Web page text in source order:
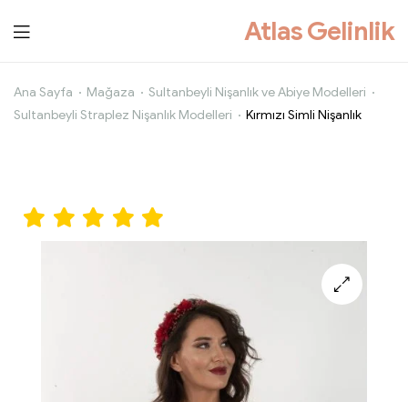
Atlas Gelinlik
Kırmızı
Simli
Ana Sayfa Mağaza
Sultanbeyli Nişanlık ve Abiye Modelleri
Sultanbeyli Straplez Nişanlık Modelleri
Kırmızı Simli Nişanlık